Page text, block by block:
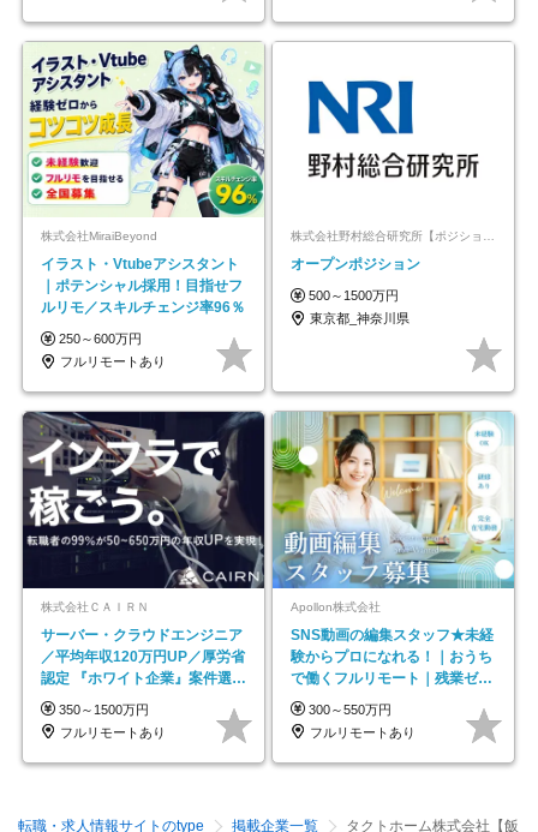
株式会社MiraiBeyond
イラスト・Vtubeアシスタント
｜ポテンシャル採用！目指せフ
ルリモ／スキルチェンジ率96％
250～600万円
フルリモートあり
株式会社野村総合研究所【ポジションマッチ登録】
オープンポジション
500～1500万円
東京都_神奈川県
株式会社ＣＡＩＲＮ
サーバー・クラウドエンジニア
／平均年収120万円UP／厚労省
認定 『ホワイト企業』案件選択
制度／年休129日
350～1500万円
フルリモートあり
Apollon株式会社
SNS動画の編集スタッフ★未経
験からプロになれる！｜おうち
で働くフルリモート｜残業ゼロ
で18時退勤◎
300～550万円
フルリモートあり
転職・求人情報サイトのtype 掲載企業一覧 タクトホーム株式会社【飯